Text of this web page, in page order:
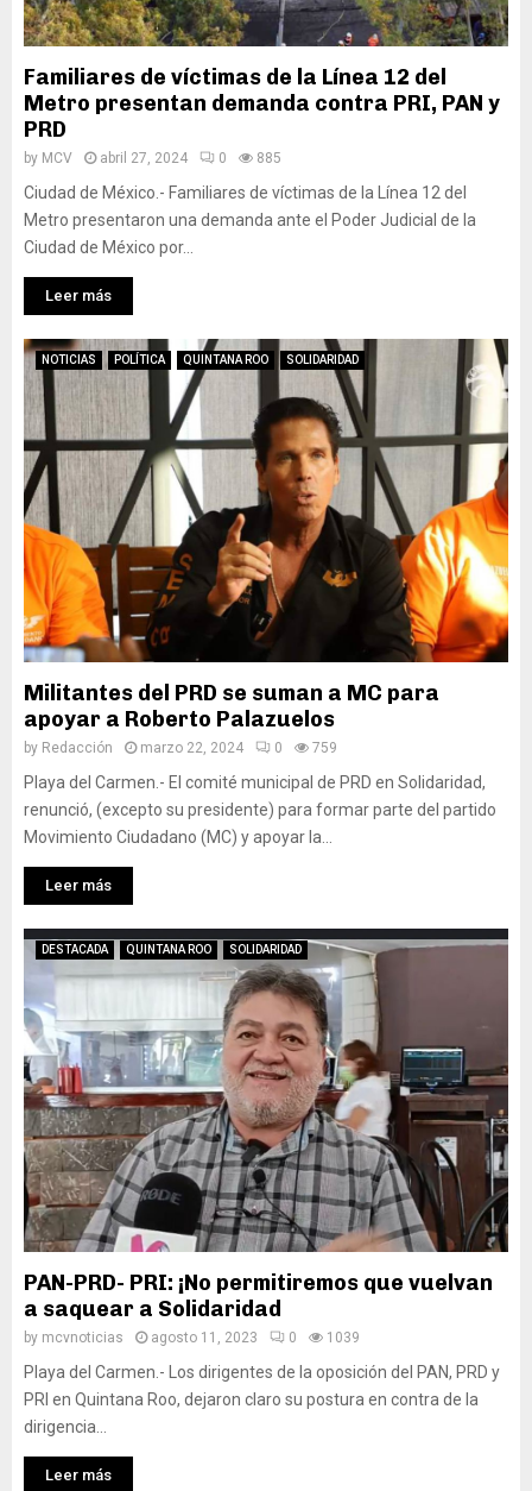
Familiares de víctimas de la Línea 12 del
Metro presentan demanda contra PRI, PAN y
PRD
by MCV abril 27, 2024 0 885
Ciudad de México.- Familiares de víctimas de la Línea 12 del
Metro presentaron una demanda ante el Poder Judicial de la
Ciudad de México por...
Leer más
NOTICIAS POLÍTICA QUINTANA ROO SOLIDARIDAD
Militantes del PRD se suman a MC para
apoyar a Roberto Palazuelos
by Redacción marzo 22, 2024 0 759
Playa del Carmen.- El comité municipal de PRD en Solidaridad,
renunció, (excepto su presidente) para formar parte del partido
Movimiento Ciudadano (MC) y apoyar la...
Leer más
DESTACADA QUINTANA ROO SOLIDARIDAD
PAN-PRD- PRI: ¡No permitiremos que vuelvan
a saquear a Solidaridad
by mcvnoticias agosto 11, 2023 0 1039
Playa del Carmen.- Los dirigentes de la oposición del PAN, PRD y
PRI en Quintana Roo, dejaron claro su postura en contra de la
dirigencia...
Leer más